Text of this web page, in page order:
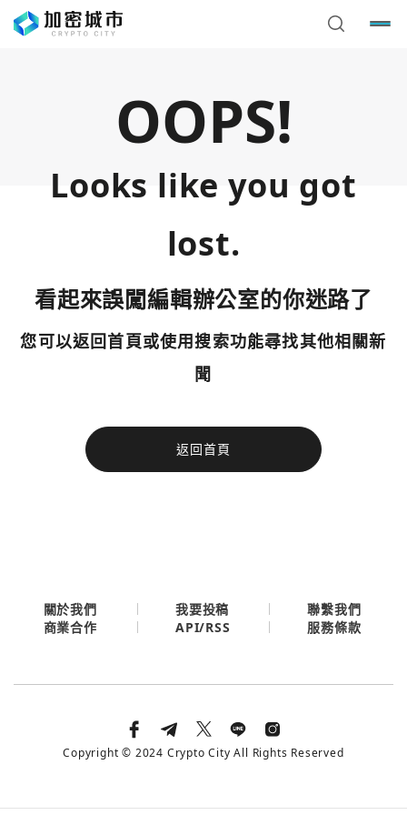
OOPS!
Looks like you got
lost.
看起來誤闖編輯辦公室的你迷路了
您可以返回首頁或使用搜索功能尋找其他相關新
聞
返回首頁
今日熱門
使用以下帳號繼續
您已閒置5分鐘，請點擊關閉按鈕或空白處，即可回到加密
今日熱門
關於我們 我要投稿
聯繫我們
商業合作
API/RSS 服務條款
Copyright © 2024 Crypto City All Rights Reserved